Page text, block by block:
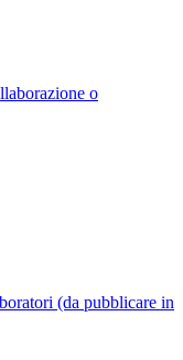
o
(da pubblicare in